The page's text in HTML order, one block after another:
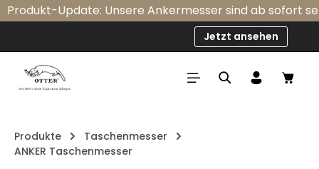
Zum Hauptinhalt springen
Update: Unsere Ankermesser sind ab sofort
Jetzt ansehen
Produkte
Taschenmesser
ANKER Taschenmesser